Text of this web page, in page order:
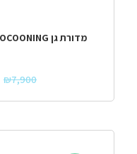
מדורת גן HAPPY COCOONING מלבן צבע שחור
₪7,900